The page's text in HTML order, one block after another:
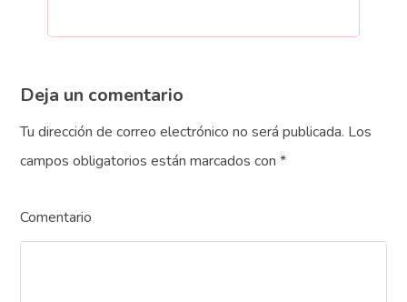
Deja un comentario
Tu dirección de correo electrónico no será publicada. Los
campos obligatorios están marcados con*
Comentario